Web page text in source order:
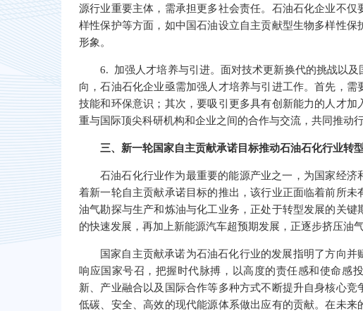
源行业重要主体，需承担更多社会责任。石油石化企业不
样性保护等方面，如中国石油设立自主贡献型生物多样性
形象。
6. 加强人才培养与引进。面对技术更新换代的挑战以
向，石油石化企业亟需加强人才培养与引进工作。首先，
技能和环保意识；其次，要吸引更多具有创新能力的人才
重与国际顶尖科研机构和企业之间的合作与交流，共同推动
三、新一轮国家自主贡献承诺目标推动石油石化行业转
石油石化行业作为最重要的能源产业之一，为国家经
着新一轮自主贡献承诺目标的推出，该行业正面临着前所
油气勘探与生产和炼油与化工业务，正处于转型发展的关
的快速发展，再加上新能源汽车超预期发展，正逐步挤压油
国家自主贡献承诺为石油石化行业的发展指明了方向
响应国家号召，把握时代脉搏，以高度的责任感和使命感
新、产业融合以及国际合作等多种方式不断提升自身核心竞
低碳、安全、高效的现代能源体系做出应有的贡献。在未